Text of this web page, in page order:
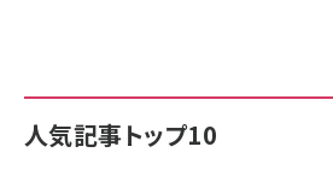
人気記事トップ10